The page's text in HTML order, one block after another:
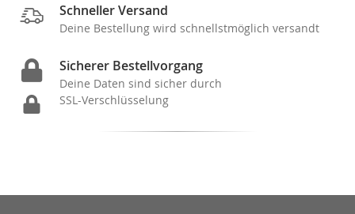
Schneller Versand
Deine Bestellung wird schnellstmöglich versandt
Sicherer Bestellvorgang
Deine Daten sind sicher durch
SSL-Verschlüsselung